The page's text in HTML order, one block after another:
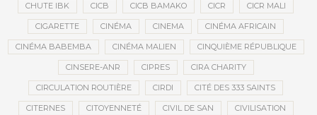
CHUTE IBK CICB CICB BAMAKO CICR CICR MALI
CIGARETTE CINÉMA CINEMA CINÉMA AFRICAIN
CINÉMA BABEMBA CINÉMA MALIEN CINQUIÈME RÉPUBLIQUE
CINSERE-ANR CIPRES CIRA CHARITY
CIRCULATION ROUTIÈRE CIRDI CITÉ DES 333 SAINTS
CITERNES CITOYENNETÉ CIVIL DE SAN CIVILISATION